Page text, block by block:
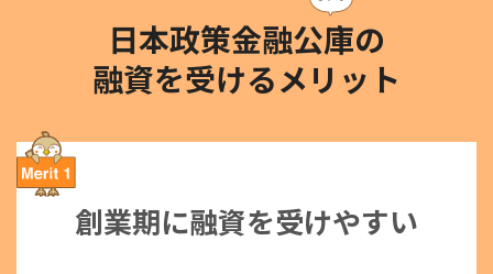
日本政策金融公庫の
融資を受けるメリット
創業期に融資を受けやすい